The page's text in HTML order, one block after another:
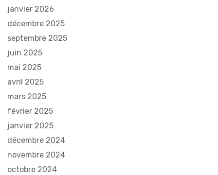
janvier 2026
décembre 2025
septembre 2025
juin 2025
mai 2025
avril 2025
mars 2025
février 2025
janvier 2025
décembre 2024
novembre 2024
octobre 2024